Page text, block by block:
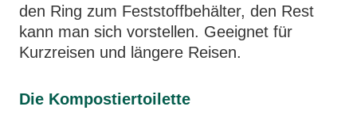
den Ring zum Feststoffbehälter, den Rest
kann man sich vorstellen. Geeignet für
Kurzreisen und längere Reisen.
Die Kompostiertoilette